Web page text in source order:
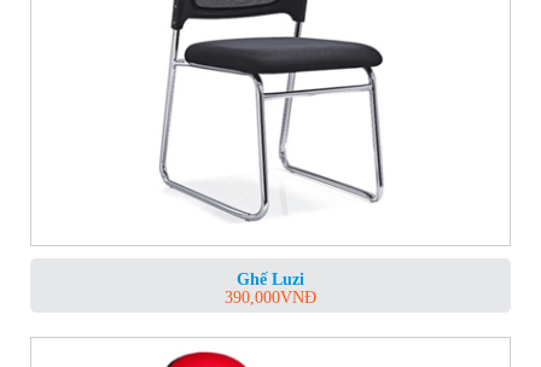
Ghế Luzi
390,000VNĐ